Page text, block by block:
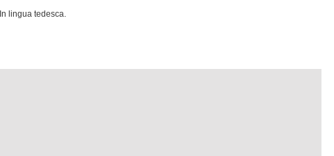
In lingua tedesca.